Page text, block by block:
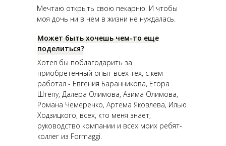
Мечтаю открыть свою пекарню. И чтобы
моя дочь ни в чем в жизни не нуждалась.
Может быть хочешь чем-то еще
поделиться?
Хотел бы поблагодарить за
приобретенный опыт всех тех, с кем
работал - Евгения Баранникова, Егора
Штепу, Далера Олимова, Азима Олимова,
Романа Чемеренко, Артема Яковлева, Илью
Ходзицкого, всех, кто меня знает,
руководство компании и всех моих ребят-
коллег из Formaggi.